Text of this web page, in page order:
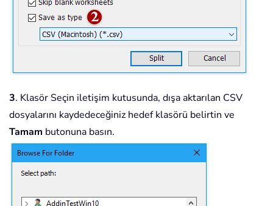
3. Klasör Seçin iletişim kutusunda, dışa aktarılan CSV
dosyalarını kaydedeceğiniz hedef klasörü belirtin ve
Tamam butonuna basın.